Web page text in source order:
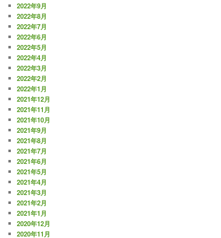
2022年9月
2022年8月
2022年7月
2022年6月
2022年5月
2022年4月
2022年3月
2022年2月
2022年1月
2021年12月
2021年11月
2021年10月
2021年9月
2021年8月
2021年7月
2021年6月
2021年5月
2021年4月
2021年3月
2021年2月
2021年1月
2020年12月
2020年11月